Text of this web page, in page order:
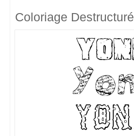
Coloriage Destructuré